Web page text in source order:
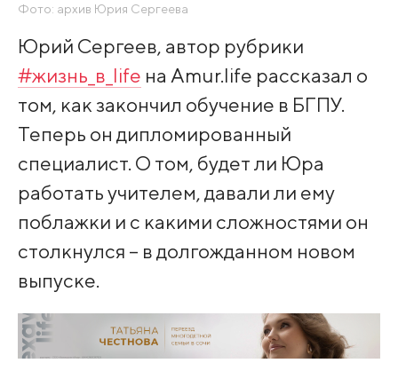
Фото: архив Юрия Сергеева
Юрий Сергеев, автор рубрики
#жизнь_в_life на Amur.life рассказал о
том, как закончил обучение в БГПУ.
Теперь он дипломированный
специалист. О том, будет ли Юра
работать учителем, давали ли ему
поблажки и с какими сложностями он
столкнулся – в долгожданном новом
выпуске.